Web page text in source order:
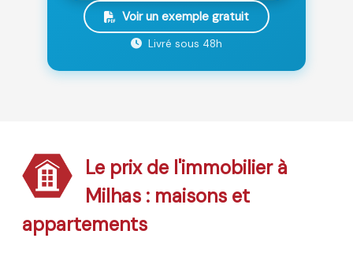
Voir un exemple gratuit
Livré sous 48h
Le prix de l'immobilier à
Milhas : maisons et
appartements